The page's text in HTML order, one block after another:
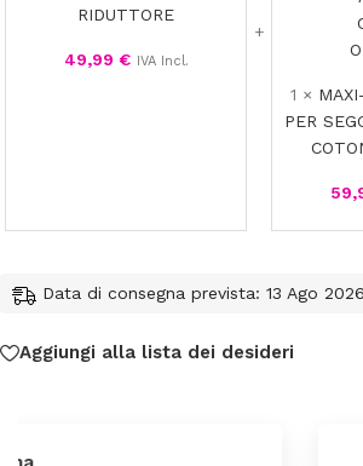
RIDUTTORE
49,99 € IVA Incl.
1 ×
PER
Data di consegna prevista: 13 Ago
Aggiungi alla lista dei desideri